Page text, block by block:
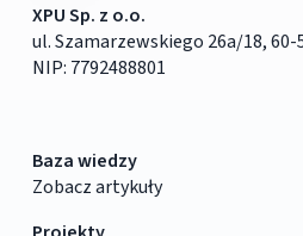
XPU Sp. z o.o.
ul. Szamarzewskiego 26a/18, 60-
NIP: 7792488801
Baza wiedzy
Zobacz artykuły